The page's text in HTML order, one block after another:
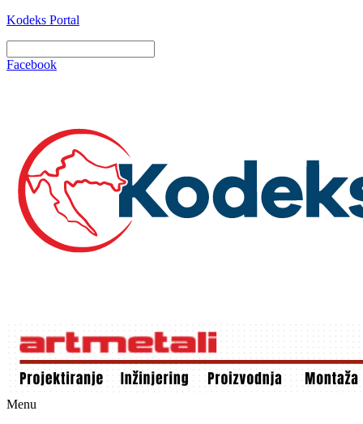
Kodeks Portal
Facebook
Menu